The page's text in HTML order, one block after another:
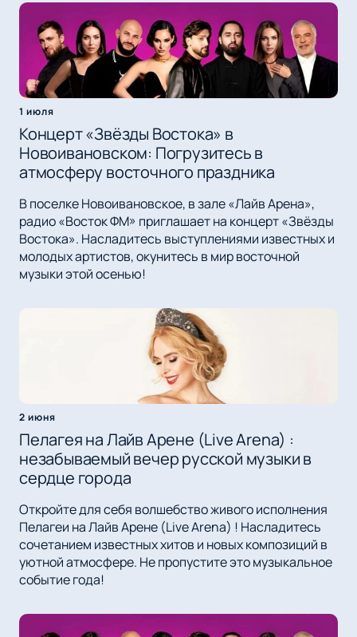
1 июля
Концерт «Звёзды Востока» в
Новоивановском: Погрузитесь в
атмосферу восточного праздника
В поселке Новоивановское, в зале «Лайв Арена»,
радио «Восток ФМ» приглашает на концерт «Звёзды
Востока». Насладитесь выступлениями известных и
молодых артистов, окунитесь в мир восточной
музыки этой осенью!
2 июня
Пелагея на Лайв Арене (Live Arena) :
незабываемый вечер русской музыки в
сердце города
Откройте для себя волшебство живого исполнения
Пелагеи на Лайв Арене (Live Arena) ! Насладитесь
сочетанием известных хитов и новых композиций в
уютной атмосфере. Не пропустите это музыкальное
событие года!